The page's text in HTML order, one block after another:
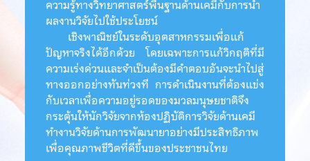
ความรู้ทางวิทยาศาสตร์พื้นฐานด้านเคมีกับการนำ
ผลงานวิจัยไปใช้ประโยชน์
เชิงพาณิชย์ในระดับอุตสาหกรรมเพื่อแก้
ปัญหาจริงได้อีกด้วย โดยเฉพาะการแก้วิกฤติที่มี
ความเร่งด่วนและจำเป็นต้องมีคำตอบอันจะนำไปสู่
ทางออกอย่างทันท่วงที การดำเนินงานที่ต้องแข่ง
กับเวลาเพื่อความอยู่รอดของมวลมนุษยชาติจึง
กระตุ้นให้นักวิจัยจากห้องปฏิบัติการวิจัยด้านเคมี
ทำงานวิจัยด้านการพัฒนายาอย่างมีประสิทธิภาพ
เพื่อคุณภาพชีวิตที่ดีขึ้นของประชาชนไทย